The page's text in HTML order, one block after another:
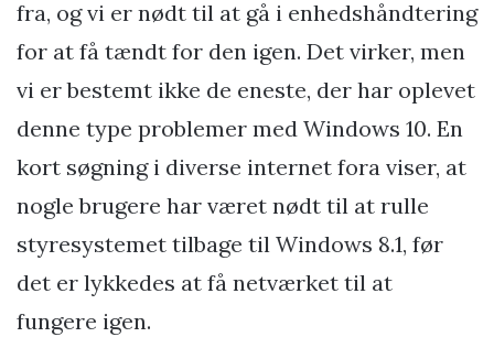
fra, og vi er nødt til at gå i enhedshåndtering
for at få tændt for den igen. Det virker, men
vi er bestemt ikke de eneste, der har oplevet
denne type problemer med Windows 10. En
kort søgning i diverse internet fora viser, at
nogle brugere har været nødt til at rulle
styresystemet tilbage til Windows 8.1, før
det er lykkedes at få netværket til at
fungere igen.